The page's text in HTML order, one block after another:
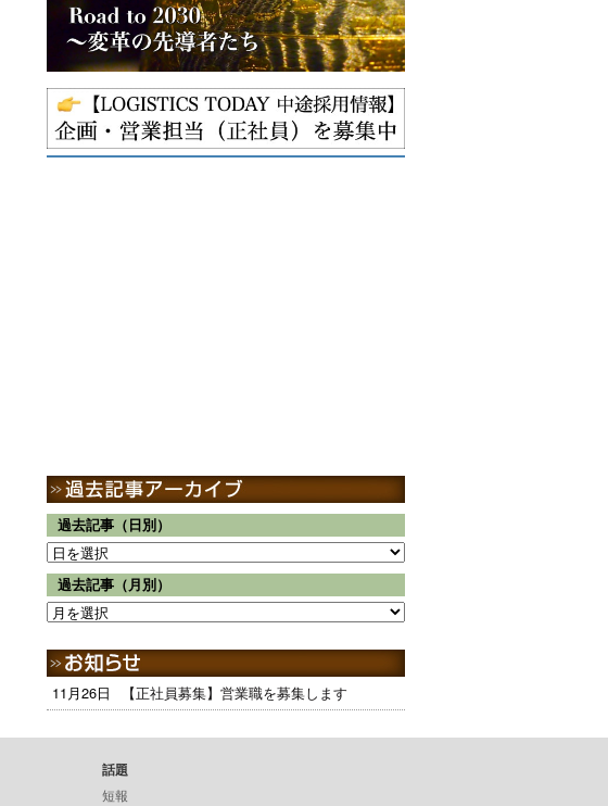
過去記事（日別）
過去記事（月別）
11月26日 【正社員募集】営業職を募集します
話題
短報